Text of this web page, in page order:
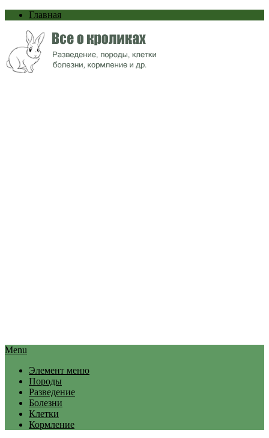
Главная
Menu
Элемент меню
Породы
Разведение
Болезни
Клетки
Кормление